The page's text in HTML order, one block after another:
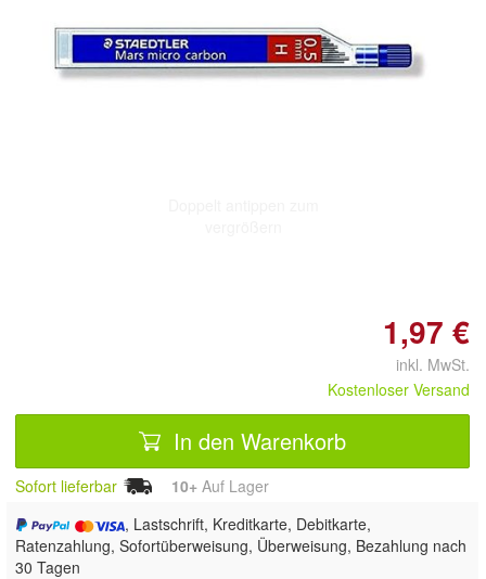
1,97 €
inkl. MwSt.
Kostenloser Versand
In den Warenkorb
Sofort lieferbar 10+ Auf Lager
, Lastschrift, Kreditkarte, Debitkarte,
Ratenzahlung, Sofortüberweisung, Überweisung, Bezahlung nach
30 Tagen